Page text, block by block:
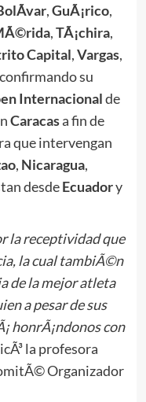
,GuÃ¡rico,
,TÃ¡chira,
Capital,Vargas,
su
Internacionalde
Caracasa fin de
que intervengan
, Nicaragua,
desdeEcuadory
la receptividad que
la cual tambiÃ©n
de la mejor atleta
a pesar de sus
honrÃ¡ndonos con
la profesora
Organizador